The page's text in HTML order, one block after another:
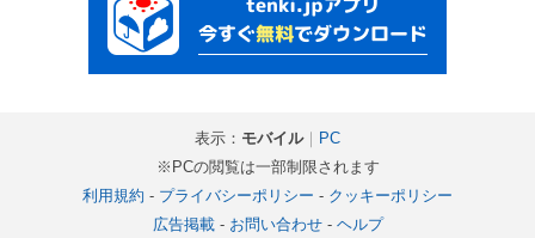
表示： モバイル｜ PC
※PCの閲覧は一部制限されます
利用規約 - プライバシーポリシー - クッキーポリシー
広告掲載- お問い合わせ- ヘルプ